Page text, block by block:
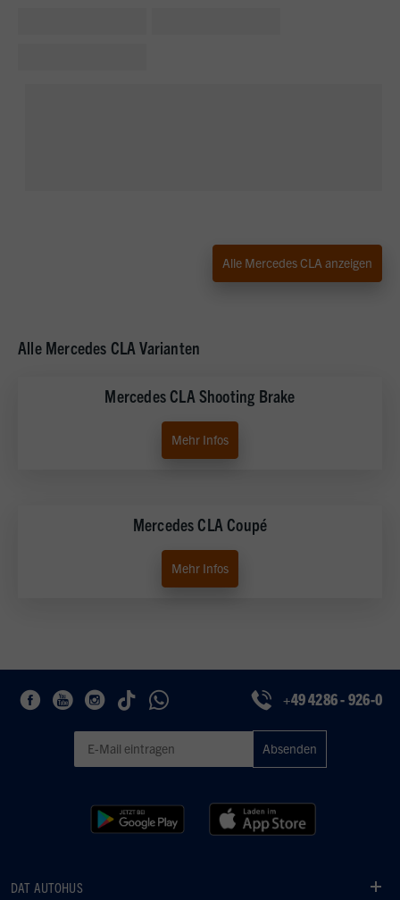
Alle Mercedes CLA anzeigen
Alle Mercedes CLA Varianten
Mercedes CLA Shooting Brake
Mehr Infos
Mercedes CLA Coupé
Mehr Infos
+49 4286 - 926-0
Geben Sie eine gültige E-Mail-Adresse für den Newsletter ein
DAT AUTOHUS